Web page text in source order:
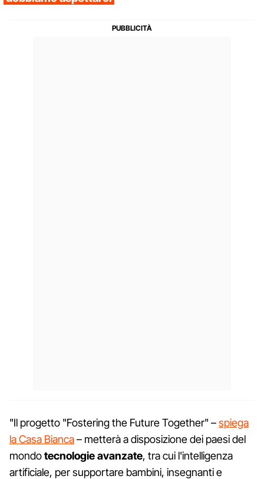
"Il progetto "Fostering the Future Together" –spiega
la Casa Bianca– metterà a disposizione dei paesi del
mondotecnologie avanzate, tra cui l'intelligenza
artificiale, per supportare bambini, insegnanti e